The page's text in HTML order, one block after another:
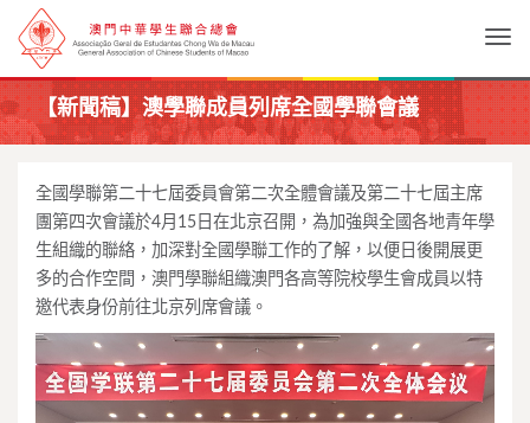
【新聞稿】澳學聯成員列席全國學聯會議
全國學聯第二十七屆委員會第二次全體會議及第二十七屆主席
團第四次會議於4月15日在北京召開，為加強與全國各地青年學
生組織的聯絡，加深對全國學聯工作的了解，以便日後開展更
多的合作空間，澳門學聯組織澳門各高等院校學生會成員以特
邀代表身份前往北京列席會議。